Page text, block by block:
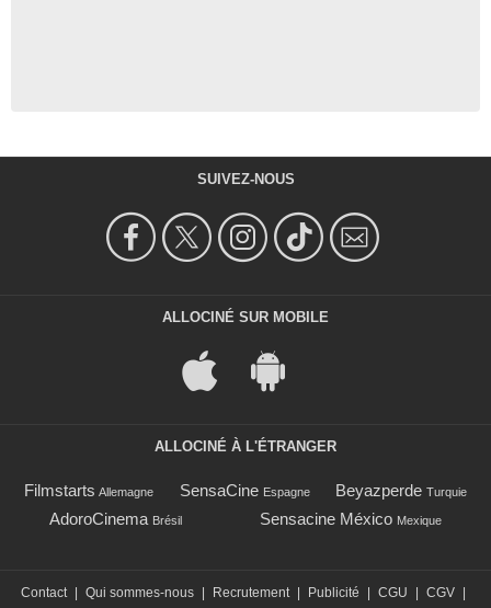
SUIVEZ-NOUS
ALLOCINÉ SUR MOBILE
ALLOCINÉ À L'ÉTRANGER
Filmstarts Allemagne SensaCine Espagne Beyazperde Turquie
AdoroCinema Brésil Sensacine México Mexique
Contact Qui sommes-nous Recrutement Publicité CGU CGV